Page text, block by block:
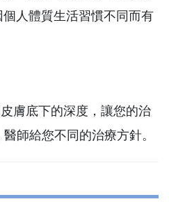
人體質生活習慣不同而有
膚底下的深度，讓您的治
師給您不同的治療方針。